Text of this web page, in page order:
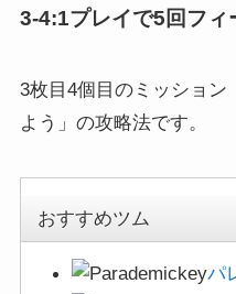
3-4:1プレイで5回フィ
3枚目4個目のミッション
よう」の攻略法です。
おすすめツム
パ